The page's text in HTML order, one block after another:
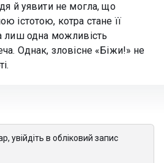
й уявити не могла, що
істотою, котра стане її
лиш одна можливість
Однак, зловісне «Біжи!» не
увійдіть в обліковий запис